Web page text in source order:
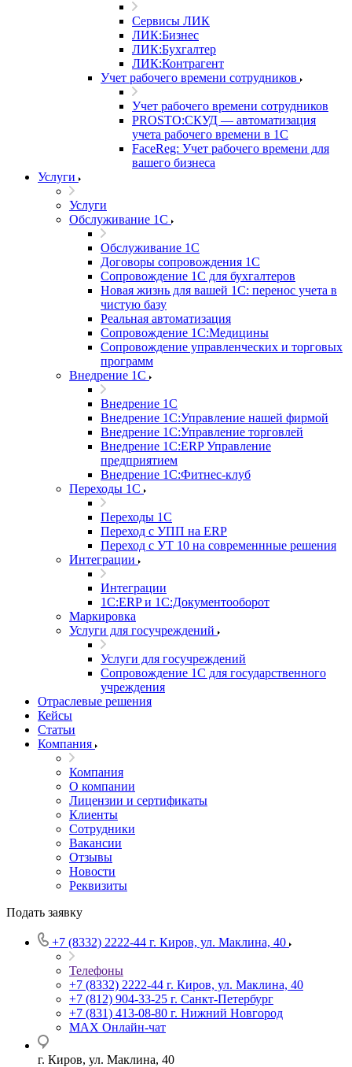
Сервисы ЛИК
ЛИК:Бизнес
ЛИК:Бухгалтер
ЛИК:Контрагент
Учет рабочего времени сотрудников
Учет рабочего времени сотрудников
PROSTO:СКУД — автоматизация
учета рабочего времени в 1С
FaceReg: Учет рабочего времени для
вашего бизнеса
Услуги
Услуги
Обслуживание 1С
Обслуживание 1С
Договоры сопровождения 1С
Сопровождение 1С для бухгалтеров
Новая жизнь для вашей 1С: перенос учета в
чистую базу
Реальная автоматизация
Сопровождение 1С:Медицины
Сопровождение управленческих и торговых
программ
Внедрение 1С
Внедрение 1С
Внедрение 1С:Управление нашей фирмой
Внедрение 1С:Управление торговлей
Внедрение 1С:ERP Управление
предприятием
Внедрение 1С:Фитнес-клуб
Переходы 1С
Переходы 1С
Переход с УПП на ERP
Переход с УТ 10 на современнные решения
Интеграции
Интеграции
1С:ERP и 1С:Документооборот
Маркировка
Услуги для госучреждений
Услуги для госучреждений
Сопровождение 1С для государственного
учреждения
Отраслевые решения
Кейсы
Статьи
Компания
Компания
О компании
Лицензии и сертификаты
Клиенты
Сотрудники
Вакансии
Отзывы
Новости
Реквизиты
Подать заявку
+7 (8332) 2222-44 г. Киров, ул. Маклина, 40
Телефоны
+7 (8332) 2222-44 г. Киров, ул. Маклина, 40
+7 (812) 904-33-25 г. Санкт-Петербург
+7 (831) 413-08-80 г. Нижний Новгород
MAX Онлайн-чат
г. Киров, ул. Маклина, 40